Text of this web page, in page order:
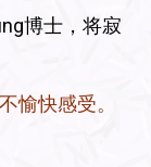
博士，将寂
愉快感受。